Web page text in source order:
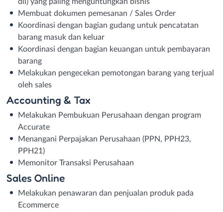
Membuat dokumen pemesanan / Sales Order
Koordinasi dengan bagian gudang untuk pencatatan
barang masuk dan keluar
Koordinasi dengan bagian keuangan untuk pembayaran
barang
Melakukan pengecekan pemotongan barang yang terjual
oleh sales
Accounting & Tax
Melakukan Pembukuan Perusahaan dengan program
Accurate
Menangani Perpajakan Perusahaan (PPN, PPH23,
PPH21)
Memonitor Transaksi Perusahaan
Sales Online
Melakukan penawaran dan penjualan produk pada
Ecommerce